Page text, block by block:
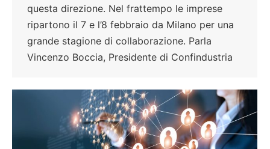
questa direzione. Nel frattempo le imprese
ripartono il 7 e l’8 febbraio da Milano per una
grande stagione di collaborazione. Parla
Vincenzo Boccia, Presidente di Confindustria